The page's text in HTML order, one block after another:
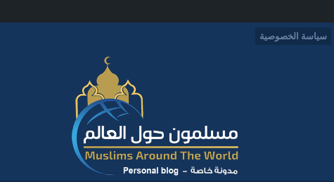
سياسة الخصوصية